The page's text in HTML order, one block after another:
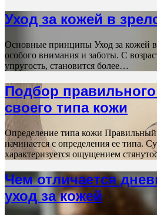
Уход за кожей в
Основные принципы Уход за кожей в
особого внимания и заботы. С
упругость, становится более…
Подбор
своего типа кожи
Определение типа кожи Правильный
начинается с определения ее типа.
характеризуется ощущением
Чем отличается
уход за кожей